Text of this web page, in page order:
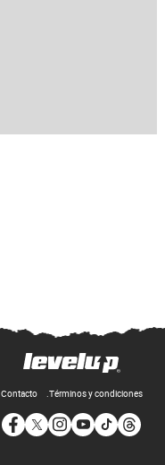
Contacto Términos y condiciones
Opens in new window
Opens in new window
Opens in new
Opens in
Opens in